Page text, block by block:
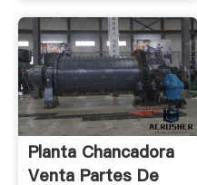
Planta Chancadora
Venta Partes De